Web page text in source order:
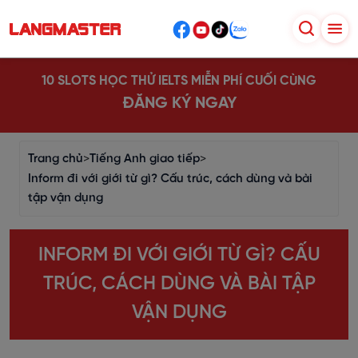
10 SLOTS HỌC THỬ IELTS MIỄN PHÍ CUỐI CÙNG
ĐĂNG KÝ NGAY
Trang chủ>Tiếng Anh giao tiếp>
Inform đi với giới từ gì? Cấu trúc, cách dùng và bài
tập vận dụng
INFORM ĐI VỚI GIỚI TỪ GÌ? CẤU
TRÚC, CÁCH DÙNG VÀ BÀI TẬP
VẬN DỤNG